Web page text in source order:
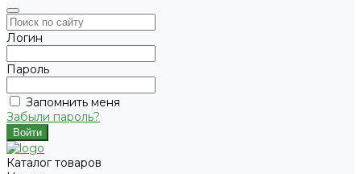
Логин
Пароль
Запомнить меня
Забыли пароль?
Каталог товаров